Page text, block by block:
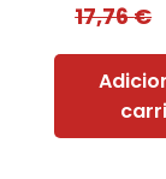
17,76€